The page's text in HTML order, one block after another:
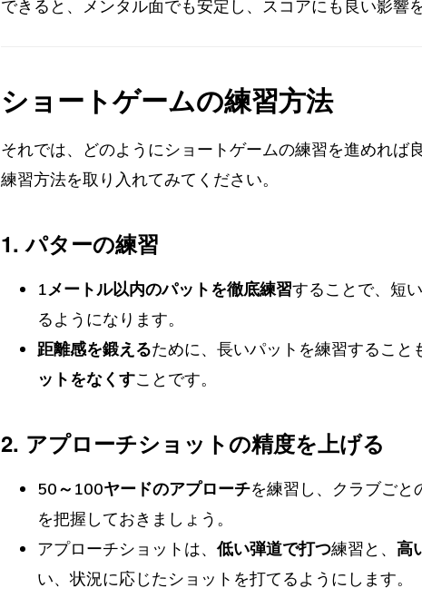
できると、メンタル面でも安定し、スコアにも良い影響
ショートゲームの練習方法
それでは、どのようにショートゲームの練習を進めれば
練習方法を取り入れてみてください。
1. パターの練習
1メートル以内のパットを徹底練習することで、短
るようになります。
距離感を鍛えるために、長いパットを練習すること
ットをなくすことです。
2. アプローチショットの精度を上げる
50～100ヤードのアプローチを練習し、クラブご
を把握しておきましょう。
アプローチショットは、 低い弾道で打つ練習と、 高
い、状況に応じたショットを打てるようにします。